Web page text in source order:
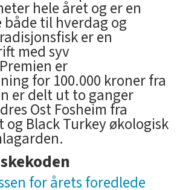
hele året og er en
til hverdag og
er en
med syv
er
for 100.000 kroner fra
er delt ut to ganger
Ost Fosheim fra
og Black Turkey økologisk
for årets foredlede